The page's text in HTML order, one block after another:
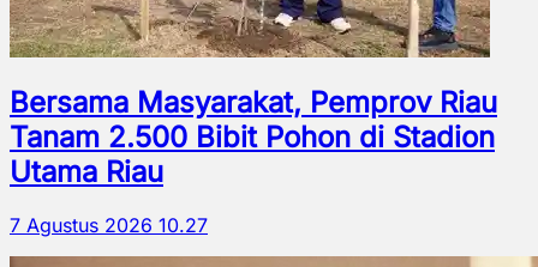
Bersama Masyarakat, Pemprov Riau
Tanam 2.500 Bibit Pohon di Stadion
Utama Riau
7 Agustus 2026 10.27